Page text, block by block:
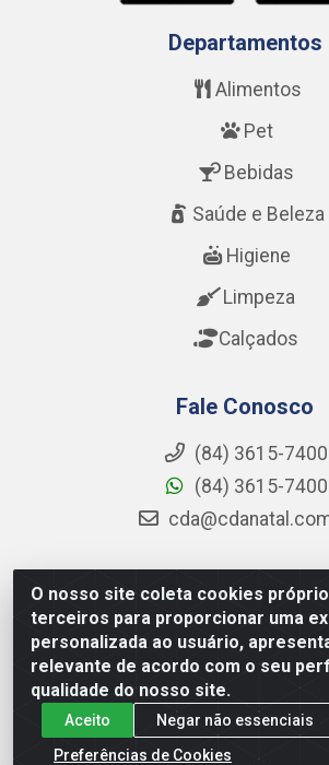
O nosso site coleta cookies
terceiros para proporcionar uma
personalizada ao usuário,
relevante de acordo com o seu
qualidade do nosso site.
Aceito
Negar não essenciais
Preferências de Cookies
Departamentos
Alimentos
Pet
Bebidas
Saúde e Beleza
Higiene
Limpeza
Calçados
Fale Conosco
(84) 3615-7400
(84) 3615-7400
CDA Distribuidora - Avenida Abel
Parnamirim, Parnamirim/RN - CEP
02.275.901/0001-11